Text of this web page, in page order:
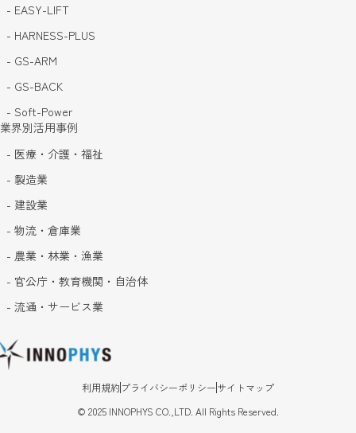
- EASY-LIFT
- HARNESS-PLUS
- GS-ARM
- GS-BACK
- Soft-Power
業界別活用事例
- 医療・介護・福祉
- 製造業
- 建設業
- 物流・倉庫業
- 農業・林業・漁業
- 官公庁・教育機関・自治体
- 流通・サービス業
利用規約 プライバシーポリシーサイトマップ
© 2025 INNOPHYS CO.,LTD. All Rights Reserved.